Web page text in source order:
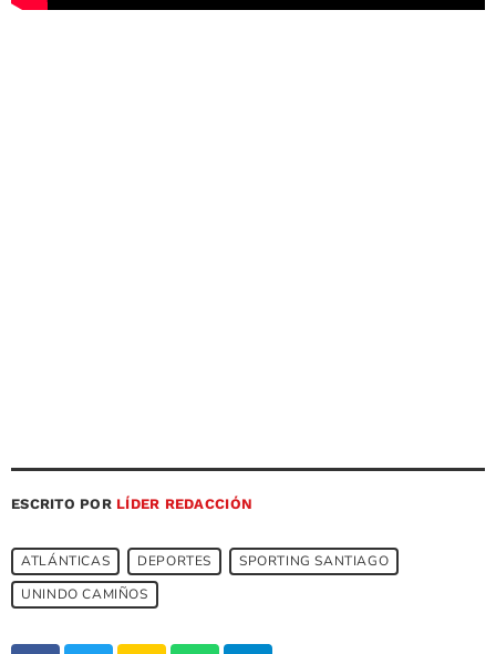
ESCRITO POR LÍDER REDACCIÓN
ATLÁNTICAS DEPORTES
SPORTING SANTIAGO
UNINDO CAMIÑOS